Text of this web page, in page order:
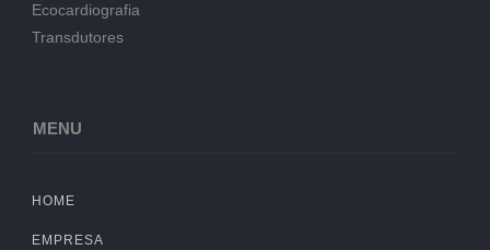
Ecocardiografia
Transdutores
MENU
HOME
EMPRESA